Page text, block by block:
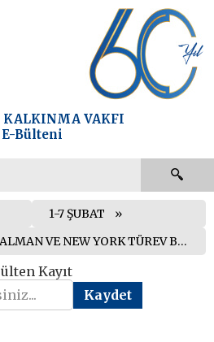
VAKFI
E-Bülteni
1-7 ŞUBAT
AVRUPA KOMİSYONU ALMAN VE NEW YORK TÜREV BORSALARININ BİRLEŞMESİNE İZİN VERMEDİ
Kayıt